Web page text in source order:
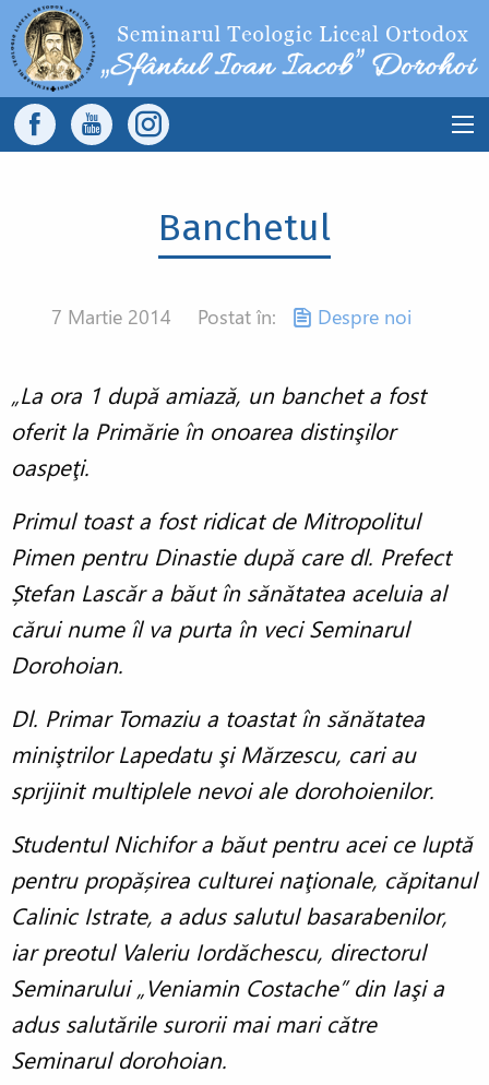
Sari la conținutul principal
Main
Banchetul
7 Martie 2014 Postat în: Despre noi
„La ora 1 după amiază, un banchet a fost
oferit la Primărie în onoarea distinşilor
oaspeţi.
Primul toast a fost ridicat de Mitropolitul
Pimen pentru Dinastie după care dl. Prefect
Ștefan Lascăr a băut în sănătatea aceluia al
cărui nume îl va purta în veci Seminarul
Dorohoian.
Dl. Primar Tomaziu a toastat în sănătatea
miniştrilor Lapedatu şi Mărzescu, cari au
sprijinit multiplele nevoi ale dorohoienilor.
Studentul Nichifor a băut pentru acei ce luptă
pentru propășirea culturei naţionale, căpitanul
Calinic Istrate, a adus salutul basarabenilor,
iar preotul Valeriu Iordăchescu, directorul
Seminarului „Veniamin Costache” din Iaşi a
adus salutările surorii mai mari către
Seminarul dorohoian.